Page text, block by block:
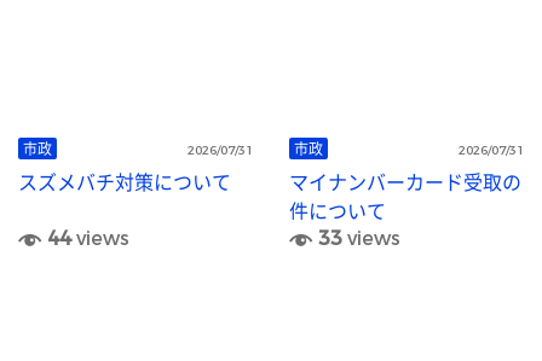
市政 2026/07/31
スズメバチ対策について
44views
市政 2026/07/31
マイナンバーカード受取の
件について
33views